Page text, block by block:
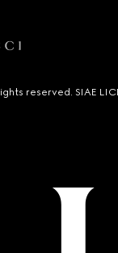
reserved. SIAE